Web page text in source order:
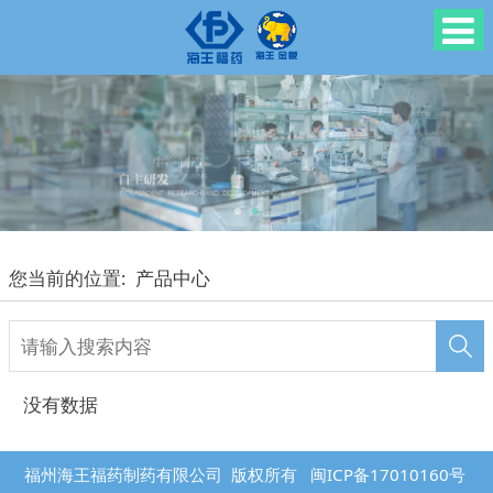
您当前的位置: 产品中心
没有数据
福州海王福药制药有限公司 版权所有 闽ICP备17010160号